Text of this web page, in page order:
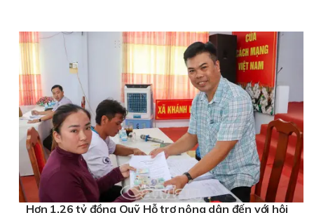
Hơn 1,26 tỷ đồng Quỹ Hỗ trợ nông dân đến với hội